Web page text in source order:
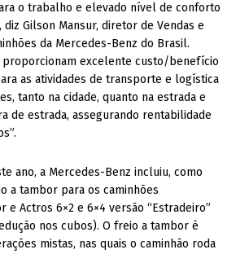
o trabalho e elevado nível de conforto
diz Gilson Mansur, diretor de Vendas e
da Mercedes-Benz do Brasil.
proporcionam excelente custo/benefício
as atividades de transporte e logística
tanto na cidade, quanto na estrada e
de estrada, assegurando rentabilidade
ano, a Mercedes-Benz incluiu, como
a tambor para os caminhões
e Actros 6×2 e 6×4 versão “Estradeiro”
nos cubos). O freio a tambor é
mistas, nas quais o caminhão roda